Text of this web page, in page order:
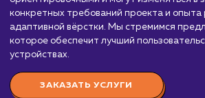
которые позволят вашему сайту
отображаться на различных
Стоимость адаптивной вёрстки
факторов, включая сложность
приблизительный порядок цен: